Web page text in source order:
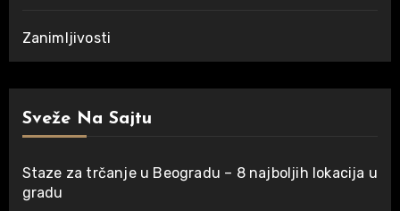
Zanimljivosti
Sveže Na Sajtu
Staze za trčanje u Beogradu – 8 najboljih lokacija u
gradu